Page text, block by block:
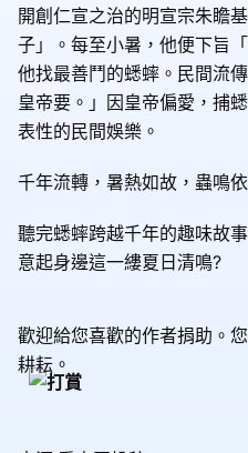
開創仁宣之治的明宣宗朱瞻
子」。每至小暑，他便下旨
他找最善鬥的蟋蟀。民間流
皇帝要。」因皇帝偏愛，捕
表性的民間娛樂。
千年流轉，暑熱如故，蟲鳴依
聽完蟋蟀跨越千年的趣味故
意起身邊這一縷夏日清鳴?
歡迎給您喜歡的作者捐助。
耕耘。